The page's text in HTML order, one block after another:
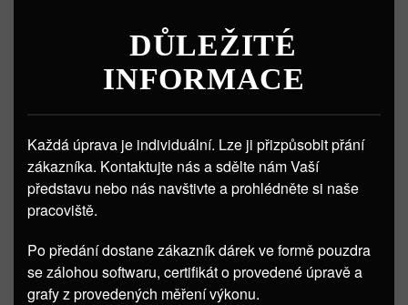
DŮLEŽITÉ
INFORMACE
Každá úprava je individuální. Lze ji přizpůsobit přání
zákazníka. Kontaktujte nás a sdělte nám Vaší
představu nebo nás navštivte a prohlédněte si naše
pracoviště.
Po předání dostane zákazník dárek ve formě pouzdra
se zálohou softwaru, certifikát o provedené úpravě a
grafy z provedených měření výkonu.